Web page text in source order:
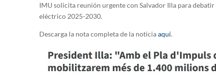
IMU solicita reunión urgente con Salvador Illa para
eléctrico 2025-2030.
Descarga la nota completa de la noticiaaquí.